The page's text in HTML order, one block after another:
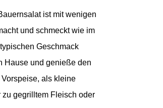
ist mit wenigen
und schmeckt wie im
Geschmack
Hause und genieße den
als kleine
zu gegrilltem Fleisch oder